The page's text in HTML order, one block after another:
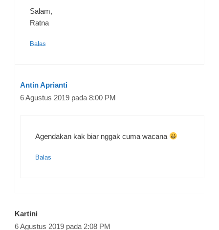
Salam,
Ratna
Balas
Antin Aprianti
6 Agustus 2019 pada 8:00 PM
Agendakan kak biar nggak cuma wacana
Balas
Kartini
6 Agustus 2019 pada 2:08 PM